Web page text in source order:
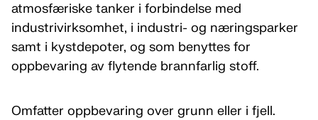
atmosfæriske tanker i forbindelse med
industrivirksomhet, i industri- og næringsparker
samt i kystdepoter, og som benyttes for
oppbevaring av flytende brannfarlig stoff.
Omfatter oppbevaring over grunn eller i fjell.